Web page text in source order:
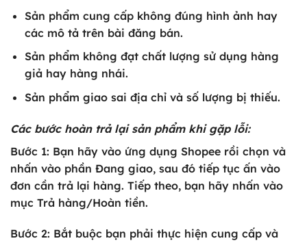
Sản phẩm cung cấp không đúng hình ảnh hay
các mô tả trên bài đăng bán.
Sản phẩm không đạt chất lượng sử dụng hàng
giả hay hàng nhái.
Sản phẩm giao sai địa chỉ và số lượng bị thiếu.
Các bước hoàn trả lại sản phẩm khi gặp lỗi:
Bước 1: Bạn hãy vào ứng dụng Shopee rồi chọn và
nhấn vào phần Đang giao, sau đó tiếp tục ấn vào
đơn cần trả lại hàng. Tiếp theo, bạn hãy nhấn vào
mục Trả hàng/Hoàn tiền.
Bước 2: Bắt buộc bạn phải thực hiện cung cấp và